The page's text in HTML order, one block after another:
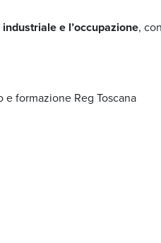
e l’occupazione,
formazione Reg Toscana